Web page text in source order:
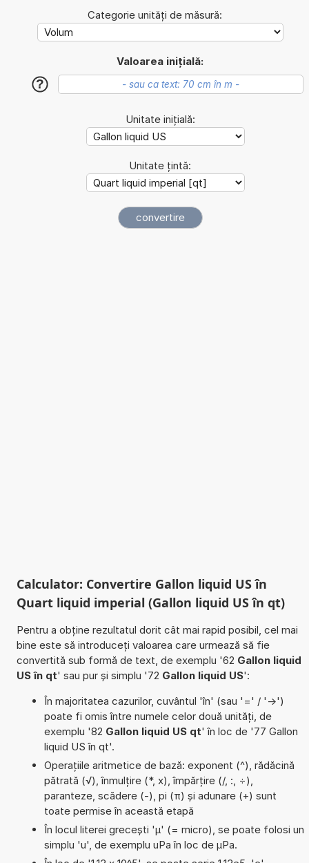
Categorie unități de măsură:
Valoarea inițială:
?
Unitate inițială:
Unitate țintă:
Calculator: Convertire Gallon liquid US în
Quart liquid imperial (Gallon liquid US în qt)
Pentru a obține rezultatul dorit cât mai rapid posibil, cel mai
bine este să introduceți valoarea care urmează să fie
convertită sub formă de text, de exemplu '62 Gallon liquid
US în qt' sau pur și simplu '72 Gallon liquid US':
În majoritatea cazurilor, cuvântul 'în' (sau '=' / '->')
poate fi omis între numele celor două unități, de
exemplu '82 Gallon liquid US qt' în loc de '77 Gallon
liquid US în qt'.
Operațiile aritmetice de bază: exponent (^), rădăcină
pătrată (√), înmulțire (*, x), împărțire (/, :, ÷),
paranteze, scădere (-), pi (π) și adunare (+) sunt
toate permise în această etapă
În locul literei grecești 'µ' (= micro), se poate folosi un
simplu 'u', de exemplu uPa în loc de µPa.